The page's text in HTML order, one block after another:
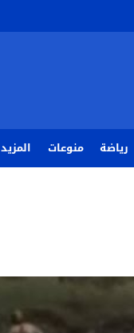
رياضة منوعات المزيد